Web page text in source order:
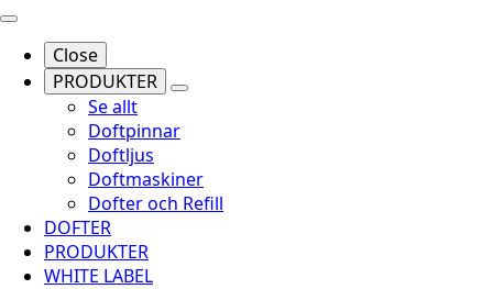
Close
PRODUKTER
Se allt
Doftpinnar
Doftljus
Doftmaskiner
Dofter och Refill
DOFTER
PRODUKTER
WHITE LABEL